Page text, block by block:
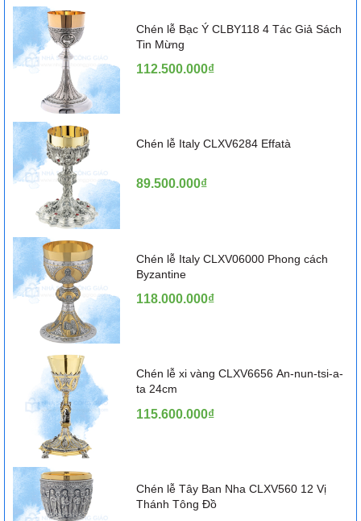
Chén lễ Bạc Ý CLBY118 4 Tác Giả Sách
Tin Mừng
112.500.000₫
Chén lễ Italy CLXV6284 Effatà
89.500.000₫
Chén lễ Italy CLXV06000 Phong cách
Byzantine
118.000.000₫
Chén lễ xi vàng CLXV6656 An-nun-tsi-a-
ta 24cm
115.600.000₫
Chén lễ Tây Ban Nha CLXV560 12 Vị
Thánh Tông Đồ